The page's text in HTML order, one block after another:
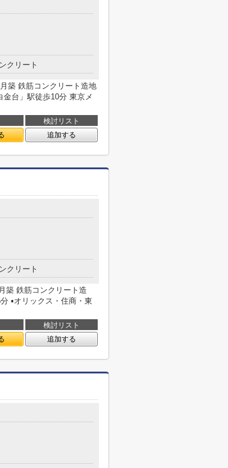
クリート
築 鉄筋コンクリート造地
台」駅徒歩10分 東京メ
検討リスト
追加する
クリート
築 鉄筋コンクリート造
▪オリックス・住商・東
検討リスト
追加する